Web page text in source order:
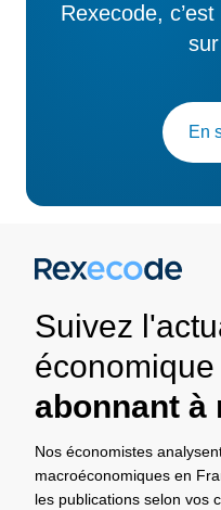
Rexecode,
En
Suivez
économique
abonnant à
Nos économistes
macroéconomiques en
les publications selon vos